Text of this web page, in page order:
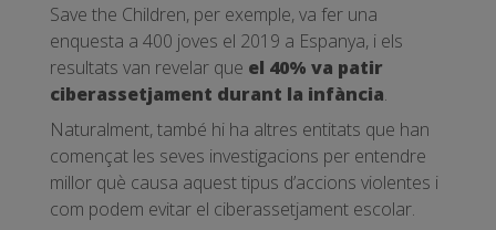
Save the Children, per exemple, va fer una
enquesta a 400 joves el 2019 a Espanya, i els
resultats van revelar que el 40% va patir
ciberassetjament durant la infància.
Naturalment, també hi ha altres entitats que han
començat les seves investigacions per entendre
millor què causa aquest tipus d’accions violentes i
com podem evitar el ciberassetjament escolar.